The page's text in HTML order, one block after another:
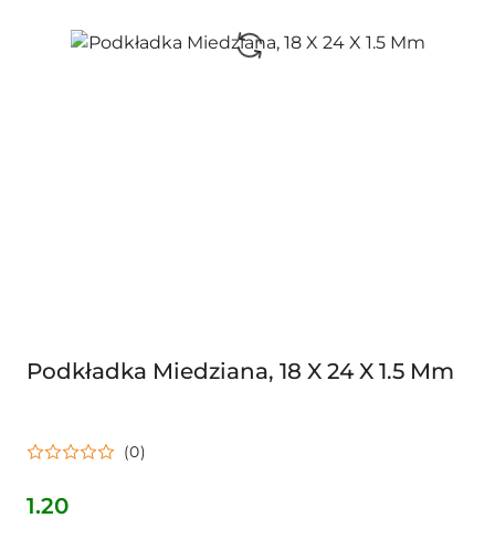
Podkładka Miedziana, 18 X 24 X 1.5 Mm
(0)
Cena:
1.20